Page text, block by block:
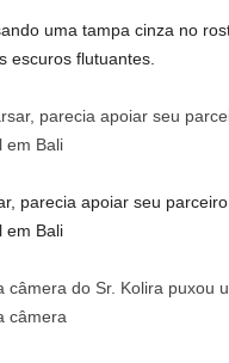
uma tampa cinza no
escuros flutuantes.
parecia apoiar seu
em Bali